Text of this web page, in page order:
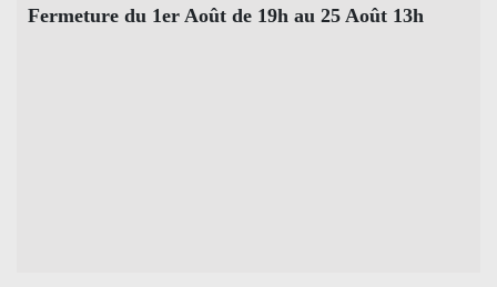
Fermeture du 1er Août de 19h au 25 Août 13h